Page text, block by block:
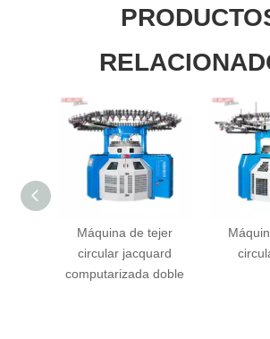
Máquina de tejer
circular jacquard
computarizada doble